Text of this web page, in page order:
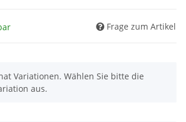
Frage zum Artikel
Variationen. Wählen Sie bitte die
aus.